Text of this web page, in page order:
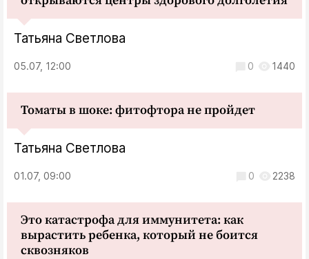
Татьяна Светлова
05.07, 12:00 0 1440
Томаты в шоке: фитофтора не пройдет
Татьяна Светлова
01.07, 09:00 0 2238
Это катастрофа для иммунитета: как
вырастить ребенка, который не боится
сквозняков